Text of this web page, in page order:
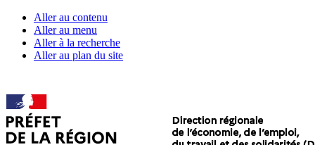
Aller au contenu
Aller au menu
Aller à la recherche
Aller au plan du site